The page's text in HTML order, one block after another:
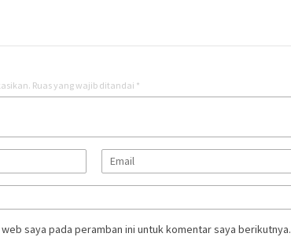
Ruas yang wajib ditandai *
saya pada peramban ini untuk komentar saya berikutnya.